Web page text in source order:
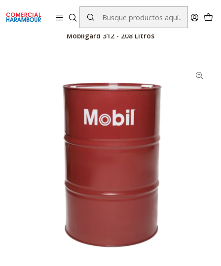
contacto@comercialharambour.cl
Catálogo Productos Mobil™ Lubricantes
Mobilgard 312 - 208 Litros